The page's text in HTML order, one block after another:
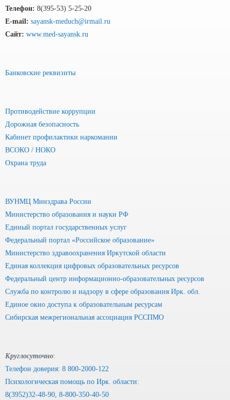
Телефон: 8(395-53) 5-25-20
E-mail: sayansk-meduch@irmail.ru
Сайт: www.med-sayansk.ru
Банковские реквизиты
Противодействие коррупции
Дорожная безопасность
Кабинет профилактики наркомании
ВСОКО / НОКО
Охрана труда
ВУНМЦ Минздрава России
Министерство образования и науки РФ
Единый портал государственных услуг
Федеральный портал «Российское образование»
Министерство здравоохранения Иркутской области
Единая коллекция цифровых образовательных ресурсов
Федеральный центр информационно-образовательных ресурсов
Служба по контролю и надзору в сфере образования Ирк. обл.
Единое окно доступа к образовательным ресурсам
Сибирская межрегиональная ассоциация РССПМО
Круглосуточно:
Телефон доверия: 8 800-2000-122
Психологическая помощь по Ирк. области:
8(3952)32-48-90, 8-800-350-40-50